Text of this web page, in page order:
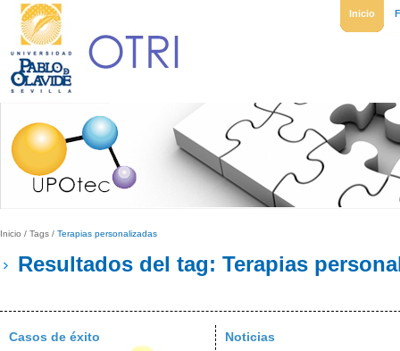
Inicio
Inicio / Tags / Terapias personalizadas
Resultados del tag: Terapias
Casos de éxito
Noticias